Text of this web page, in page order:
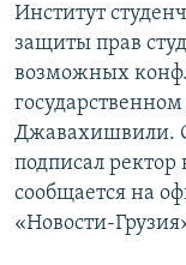
поискуАРМЕНИЯ
АЗЕРБАЙДЖАН
ПОЛИТИКА
ЭКОНОМИКА
ОБЩЕСТВО
КУЛЬТУРА
СПОРТ
МИР
РУБРИКИ
НЕКРУГЛЫЙ СТОЛ
ГОСТЬ НЕДЕЛИ
ПОЗИЦИЯ
БЛОГИ
ГОЛОСА
МУЛЬТИМЕДИА
ВИДЕО
ФОТО
АУДИО
ПОДКАСТЫ
АРХИВ
ПРИСОЕДИНЯЙТЕСЬ!
Институт
защиты прав
возможных
Джавахишвили.
подписал
сообщается на
«Новости-